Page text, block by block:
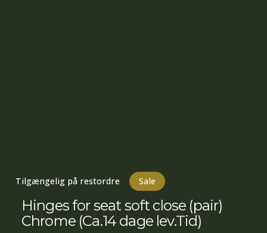
Tilgængelig på restordre Sale
Hinges for seat soft close (pair)
Chrome (Ca.14 dage lev.Tid)